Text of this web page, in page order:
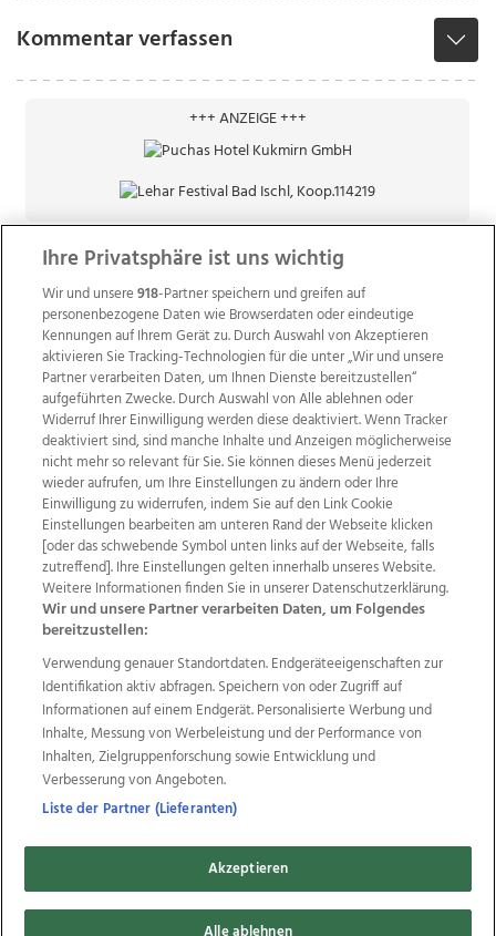
Kommentar verfassen
+++ ANZEIGE +++
Wir über uns Mediadaten Kontakt
Jobs
Datenschutz
Impressum
AGB Anzeigekunden
AGB Website
Ehrenkodex Politische Werbung
Weitere Angebote des Medienhauses Wimmer
TV1 di-mog-i.at OÖNow
Ischler Woche
Life Radio
OÖNachrichten
OÖN Immobilien
OÖN Karriere
OÖN Reise
Promenaden Galerien
Regionaljobs
wasistlos.at wirtrauern.at
Copyrights © 2026 Tips Zeitungs GmbH & Co KG
developed by
Ihre Privatsphäre ist uns wichtig
Wir und unsere918-Partner speichern und greifen auf
personenbezogene Daten wie Browserdaten oder eindeutige
Kennungen auf Ihrem Gerät zu. Durch Auswahl von Akzeptieren
aktivieren Sie Tracking-Technologien für die unter „Wir und unsere
Partner verarbeiten Daten, um Ihnen Dienste bereitzustellen“
aufgeführten Zwecke. Durch Auswahl von Alle ablehnen oder
Widerruf Ihrer Einwilligung werden diese deaktiviert. Wenn Tracker
deaktiviert sind, sind manche Inhalte und Anzeigen möglicherweise
nicht mehr so relevant für Sie. Sie können dieses Menü jederzeit
wieder aufrufen, um Ihre Einstellungen zu ändern oder Ihre
Einwilligung zu widerrufen, indem Sie auf den Link Cookie
Einstellungen bearbeiten am unteren Rand der Webseite klicken
[oder das schwebende Symbol unten links auf der Webseite, falls
zutreffend]. Ihre Einstellungen gelten innerhalb unseres Website.
Weitere Informationen finden Sie in unserer Datenschutzerklärung.
Wir und unsere Partner verarbeiten Daten, um Folgendes
bereitzustellen:
Verwendung genauer Standortdaten. Endgeräteeigenschaften zur
Identifikation aktiv abfragen. Speichern von oder Zugriff auf
Informationen auf einem Endgerät. Personalisierte Werbung und
Inhalte, Messung von Werbeleistung und der Performance von
Inhalten, Zielgruppenforschung sowie Entwicklung und
Verbesserung von Angeboten.
Liste der Partner (Lieferanten)
Akzeptieren